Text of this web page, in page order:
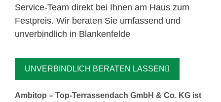
Service-Team direkt bei Ihnen am Haus zum
Festpreis. Wir beraten Sie umfassend und
unverbindlich in Blankenfelde
UNVERBINDLICH BERATEN LASSEN
Ambitop – Top-Terrassendach GmbH & Co. KG ist